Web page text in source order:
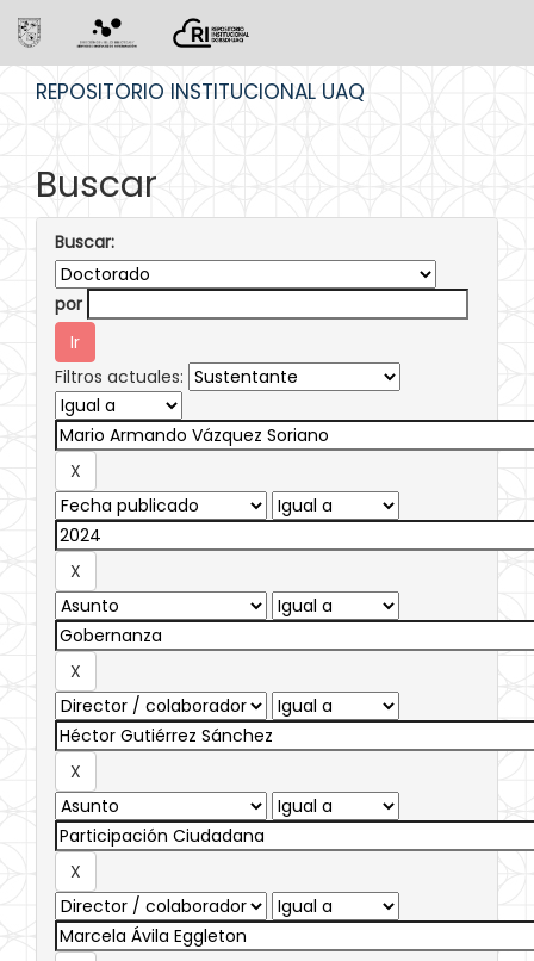
REPOSITORIO INSTITUCIONAL UAQ
Buscar
Buscar:
por
Filtros actuales: